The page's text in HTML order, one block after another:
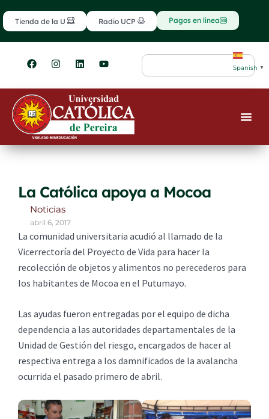
al
contenido
Tienda de la U Radio UCP Pagos en línea
F
a
e
b
o
o
k
I
n
t
g
r
m
L
i
k
e
d
i
n
Y
o
t
u
b
e
Search
Spanish ▼
La Católica apoya a Mocoa
Noticias
abril 6, 2017
La comunidad universitaria acudió al llamado de la
Vicerrectoría del Proyecto de Vida para hacer la
recolección de objetos y alimentos no perecederos para
los habitantes de Mocoa en el Putumayo.
Las ayudas fueron entregadas por el equipo de dicha
dependencia a las autoridades departamentales de la
Unidad de Gestión del riesgo, encargados de hacer al
respectiva entrega a los damnificados de la avalancha
ocurrida el pasado primero de abril.